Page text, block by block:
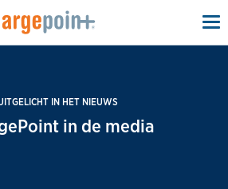
IN HET NIEUWS
in de media